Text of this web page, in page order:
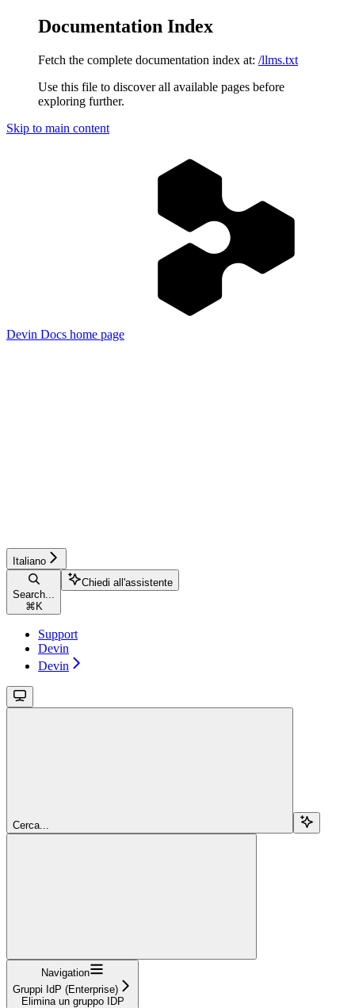
Documentation Index
Fetch the complete documentation index at: /llms.txt
Use this file to discover all available pages before
exploring further.
Skip to main content
Devin Docs home page
Italiano
Search...
⌘ K
Chiedi all'assistente
Support
Devin
Devin
Cerca...
Navigation
Gruppi IdP (Enterprise)
Elimina un gruppo IDP